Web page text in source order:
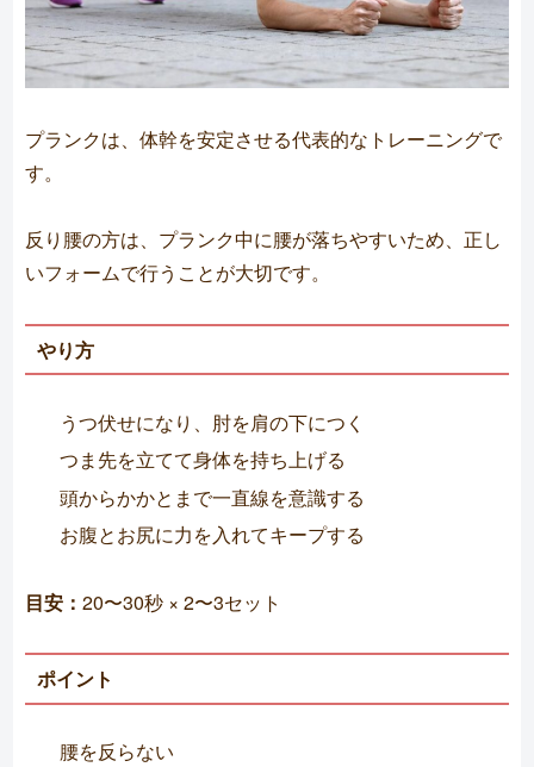
プランクは、体幹を安定させる代表的なトレーニングで
す。
反り腰の方は、プランク中に腰が落ちやすいため、正し
いフォームで行うことが大切です。
やり方
うつ伏せになり、肘を肩の下につく
つま先を立てて身体を持ち上げる
頭からかかとまで一直線を意識する
お腹とお尻に力を入れてキープする
目安：20〜30秒 × 2〜3セット
ポイント
腰を反らない